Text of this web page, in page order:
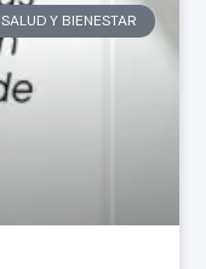
SALUD Y BIENESTAR